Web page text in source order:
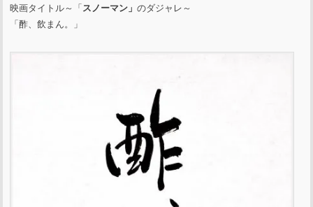
映画タイトル～「 スノーマン」のダジャレ～
「酢、飲まん。」